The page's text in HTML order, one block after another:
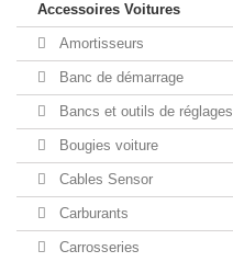
Accessoires Voitures
Amortisseurs
Banc de démarrage
Bancs et outils de réglages
Bougies voiture
Cables Sensor
Carburants
Carrosseries